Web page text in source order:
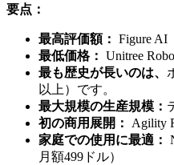
要点：
最高評価額： Figure AI
最低価格： Unitree
最も歴史が長いのは、
以上）です。
最大規模の生産規模：
初の商用展開：
Agility
家庭での使用に最適：
月額499ドル）